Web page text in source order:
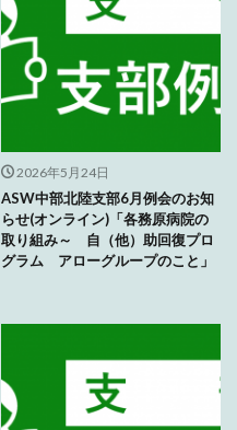
2026年5月24日
ASW中部北陸支部6月例会のお知
らせ(オンライン)「各務原病院の
取り組み～ 自（他）助回復プロ
グラム アローグループのこと」